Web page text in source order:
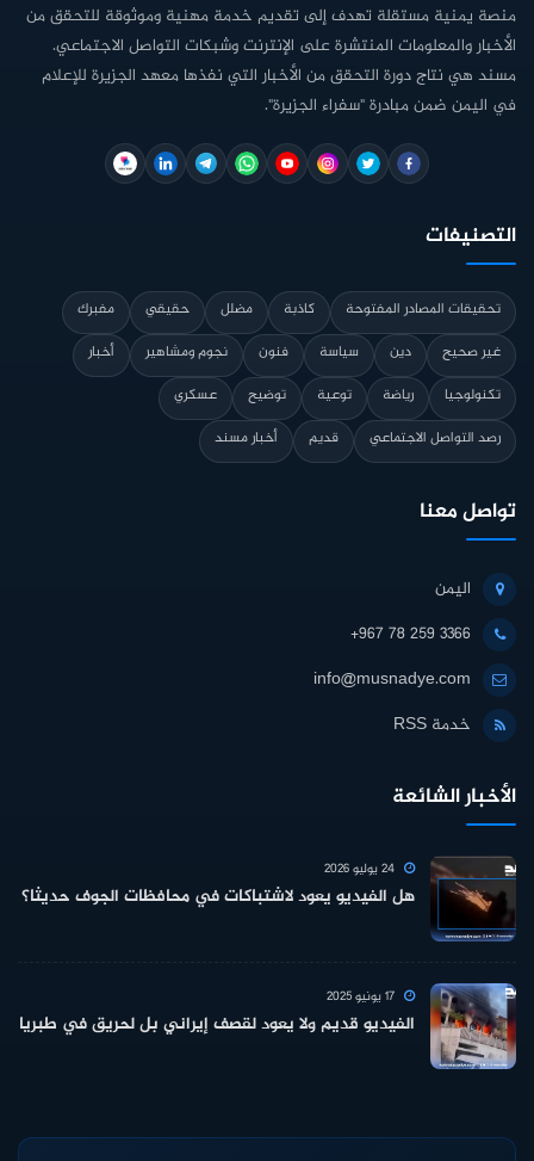
منصة يمنية مستقلة تهدف إلى تقديم خدمة مهنية وموثوقة للتحقق من
الأخبار والمعلومات المنتشرة على الإنترنت وشبكات التواصل الاجتماعي.
مسند هي نتاج دورة التحقق من الأخبار التي نفذها معهد الجزيرة للإعلام
في اليمن ضمن مبادرة "سفراء الجزيرة".
التصنيفات
تحقيقات المصادر المفتوحة كاذبة مضلل حقيقي
مفبرك
غير صحيح
دين سياسة فنون نجوم ومشاهير
أخبار
تكنولوجيا
رياضة توعية توضيح
عسكري
رصد التواصل الاجتماعي
قديم أخبار مسند
تواصل معنا
اليمن
+967 78 259 3366
info@musnadye.com
خدمة RSS
الأخبار الشائعة
هل الفيديو يعود لاشتباكات في محافظات الجوف حديثا؟
الفيديو قديم ولا يعود لقصف إيراني بل لحريق في طبريا